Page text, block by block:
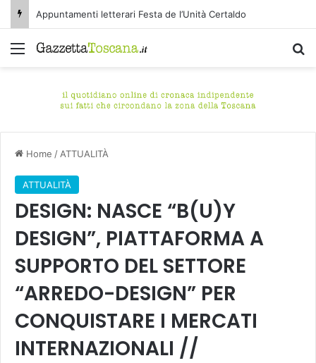
Appuntamenti letterari Festa de l’Unità Certaldo
Menu
Home / ATTUALITÀ
ATTUALITÀ
DESIGN: NASCE “B(U)Y
DESIGN”, PIATTAFORMA A
SUPPORTO DEL SETTORE
“ARREDO-DESIGN” PER
CONQUISTARE I MERCATI
INTERNAZIONALI //